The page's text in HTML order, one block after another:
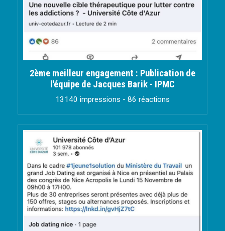
2ème meilleur engagement : Publication de
l'équipe de Jacques Barik - IPMC
13140 impressions - 86 réactions